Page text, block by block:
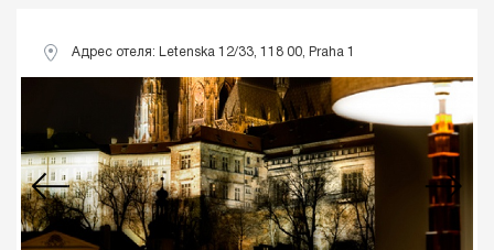
Адрес отеля: Letenska 12/33, 118 00, Praha 1